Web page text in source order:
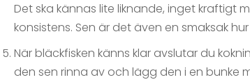
Det ska kännas lite liknande, inget kraftigt
konsistens. Sen är det även en smaksak
När bläckfisken känns klar avslutar du
den sen rinna av och lägg den i en bunke